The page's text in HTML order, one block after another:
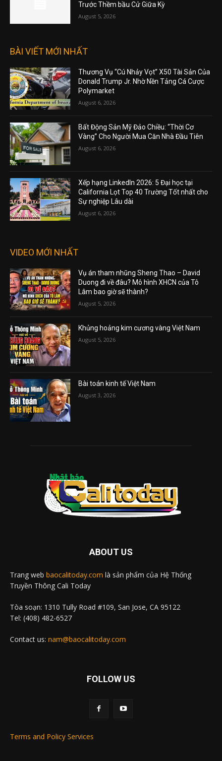
Trước Thềm bầu Cử Giữa Kỳ
August 5, 2026
BÀI VIẾT MỚI NHẤT
Thương Vụ “Cú Nhảy Vọt” X50 Tài Sản Của
Donald Trump Jr. Nhờ Nền Tảng Cá Cược
Polymarket
August 6, 2026
Bất Động Sản Mỹ Đảo Chiều: “Thời Cơ
Vàng” Cho Người Mua Căn Nhà Đầu Tiên
August 6, 2026
Xếp hạng LinkedIn 2026: 5 Đại học tại
California Lọt Top 40 Trường Tốt nhất cho
Sự nghiệp Lâu dài
August 6, 2026
VIDEO MỚI NHẤT
Vụ án tham nhũng Sheng Thao – David
Duong đi về đâu? Mô hình XHCN của Tô
Lâm bao giờ sẽ thành?
August 5, 2026
Khủng hoảng kim cương vàng Việt Nam
August 5, 2026
Bài toán kinh tế Việt Nam
August 3, 2026
ABOUT US
Trang web baocalitoday.com là sản phẩm của Hệ Thống
Truyền Thông Cali Today
Tòa soạn: 1310 Tully Road #109, San Jose, CA 95122
Tel: (408) 482-6527
Contact us: nam@baocalitoday.com
FOLLOW US
Terms and Policy Services